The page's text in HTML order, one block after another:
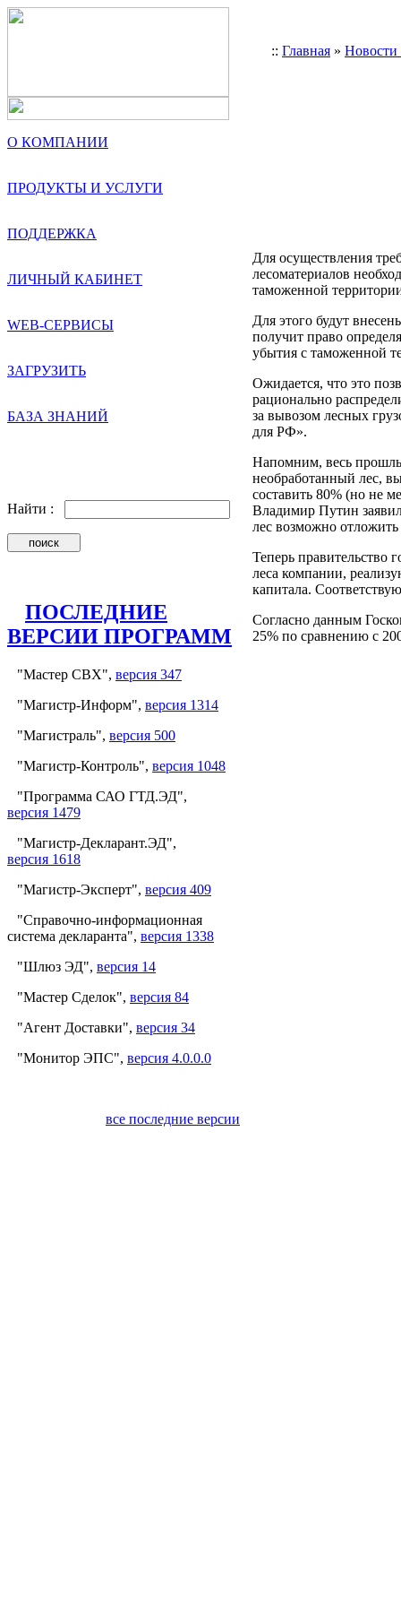
:: Главная »
О КОМПАНИИ
ПРОДУКТЫ И УСЛУГИ
ПОДДЕРЖКА
ЛИЧНЫЙ КАБИНЕТ
WEB-СЕРВИСЫ
ЗАГРУЗИТЬ
БАЗА ЗНАНИЙ
Найти :
ПОСЛЕДНИЕ
ВЕРСИИ ПРОГРАММ
"Мастер СВХ", версия 347
"Магистр-Информ", версия 1314
"Магистраль", версия 500
"Магистр-Контроль", версия 1048
"Программа САО ГТД.ЭД",
версия 1479
"Магистр-Декларант.ЭД",
версия 1618
"Магистр-Эксперт", версия 409
"Справочно-информационная
система декларанта", версия 1338
"Шлюз ЭД", версия 14
"Мастер Сделок", версия 84
"Агент Доставки", версия 34
"Монитор ЭПС", версия 4.0.0.0
все последние версии
Для осуществления
лесоматериалов
таможенной
Для этого будут
получит право
убытия с таможенной
Ожидается, что это
рационально
за вывозом лесных
для РФ».
Напомним, весь
необработанный лес,
составить 80% (но не
Владимир Путин
лес возможно
Теперь правительство
леса компании,
капитала.
Согласно данным
25% по сравнению с